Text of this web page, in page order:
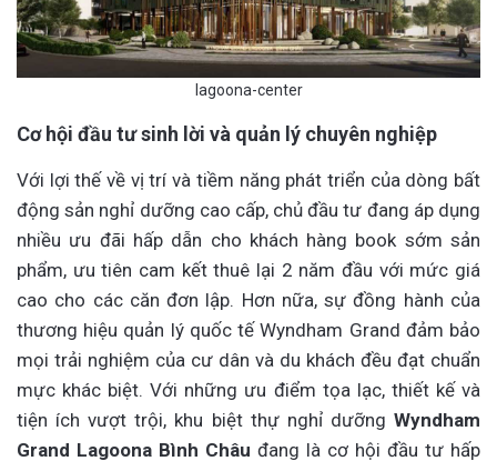
lagoona-center
Cơ hội đầu tư sinh lời và quản lý chuyên nghiệp
Với lợi thế về vị trí và tiềm năng phát triển của dòng bất
động sản nghỉ dưỡng cao cấp, chủ đầu tư đang áp dụng
nhiều ưu đãi hấp dẫn cho khách hàng book sớm sản
phẩm, ưu tiên cam kết thuê lại 2 năm đầu với mức giá
cao cho các căn đơn lập. Hơn nữa, sự đồng hành của
thương hiệu quản lý quốc tế Wyndham Grand đảm bảo
mọi trải nghiệm của cư dân và du khách đều đạt chuẩn
mực khác biệt. Với những ưu điểm tọa lạc, thiết kế và
tiện ích vượt trội, khu biệt thự nghỉ dưỡng Wyndham
Grand Lagoona Bình Châu đang là cơ hội đầu tư hấp